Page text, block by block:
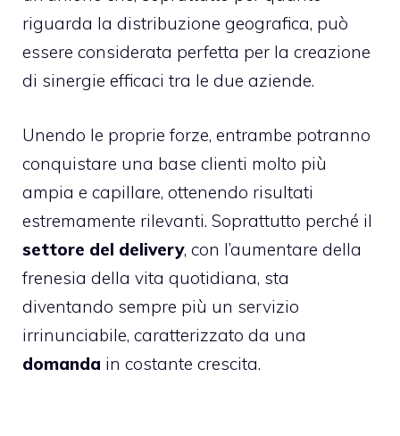
riguarda la distribuzione geografica, può
essere considerata perfetta per la creazione
di sinergie efficaci tra le due aziende.
Unendo le proprie forze, entrambe potranno
conquistare una base clienti molto più
ampia e capillare, ottenendo risultati
estremamente rilevanti. Soprattutto perché il
settore del delivery, con l’aumentare della
frenesia della vita quotidiana, sta
diventando sempre più un servizio
irrinunciabile, caratterizzato da una
domanda in costante crescita.